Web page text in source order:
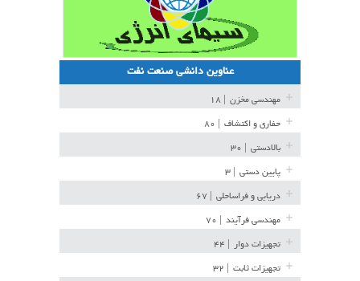
عناوین دانشی صنعت نفت
مهندسی مخزن
حفاری و اکتشاف
بالادستی
پایین دستی
دریایی و فراساحلی
مهندسی فرآیند
تجهیزات دوار
تجهیزات ثابت